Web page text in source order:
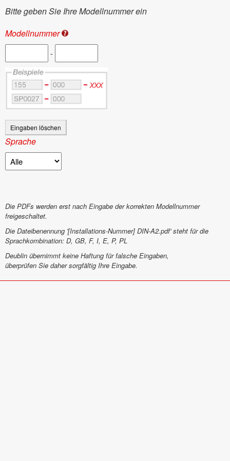
Bitte geben Sie Ihre Modellnummer ein
Modellnummer
-
Sprache
Die PDFs werden erst nach Eingabe der korrekten Modellnummer
freigeschaltet.
Die Dateibenennung '[Installations-Nummer] DIN-A2.pdf' steht für die
Sprachkombination: D, GB, F, I, E, P, PL
Deublin übernimmt keine Haftung für falsche Eingaben,
überprüfen Sie daher sorgfältig Ihre Eingabe.